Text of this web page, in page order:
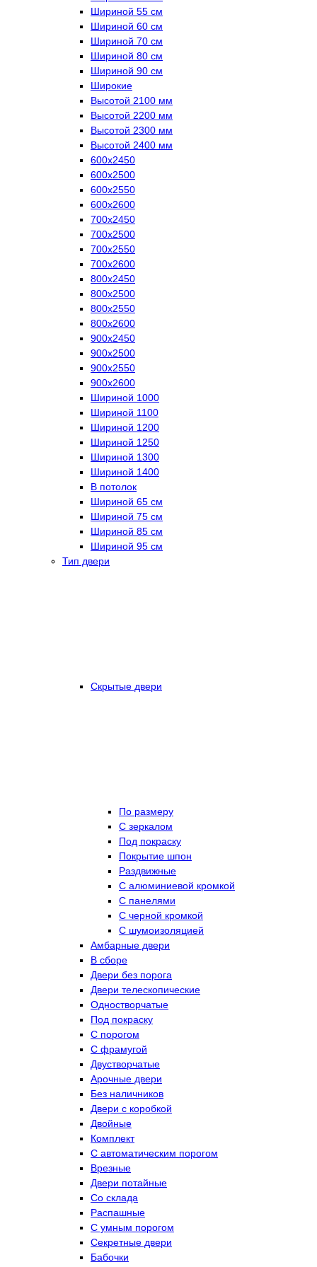
Шириной 55 см
Шириной 60 см
Шириной 70 см
Шириной 80 см
Шириной 90 см
Широкие
Высотой 2100 мм
Высотой 2200 мм
Высотой 2300 мм
Высотой 2400 мм
600х2450
600х2500
600х2550
600х2600
700х2450
700х2500
700х2550
700х2600
800х2450
800х2500
800х2550
800х2600
900х2450
900х2500
900х2550
900х2600
Шириной 1000
Шириной 1100
Шириной 1200
Шириной 1250
Шириной 1300
Шириной 1400
В потолок
Шириной 65 см
Шириной 75 см
Шириной 85 см
Шириной 95 см
Тип двери
Скрытые двери
По размеру
C зеркалом
Под покраску
Покрытие шпон
Раздвижные
С алюминиевой кромкой
С панелями
С черной кромкой
С шумоизоляцией
Амбарные двери
В сборе
Двери без порога
Двери телескопические
Одностворчатые
Под покраску
С порогом
С фрамугой
Двустворчатые
Арочные двери
Без наличников
Двери с коробкой
Двойные
Комплект
С автоматическим порогом
Врезные
Двери потайные
Со склада
Распашные
С умным порогом
Секретные двери
Бабочки